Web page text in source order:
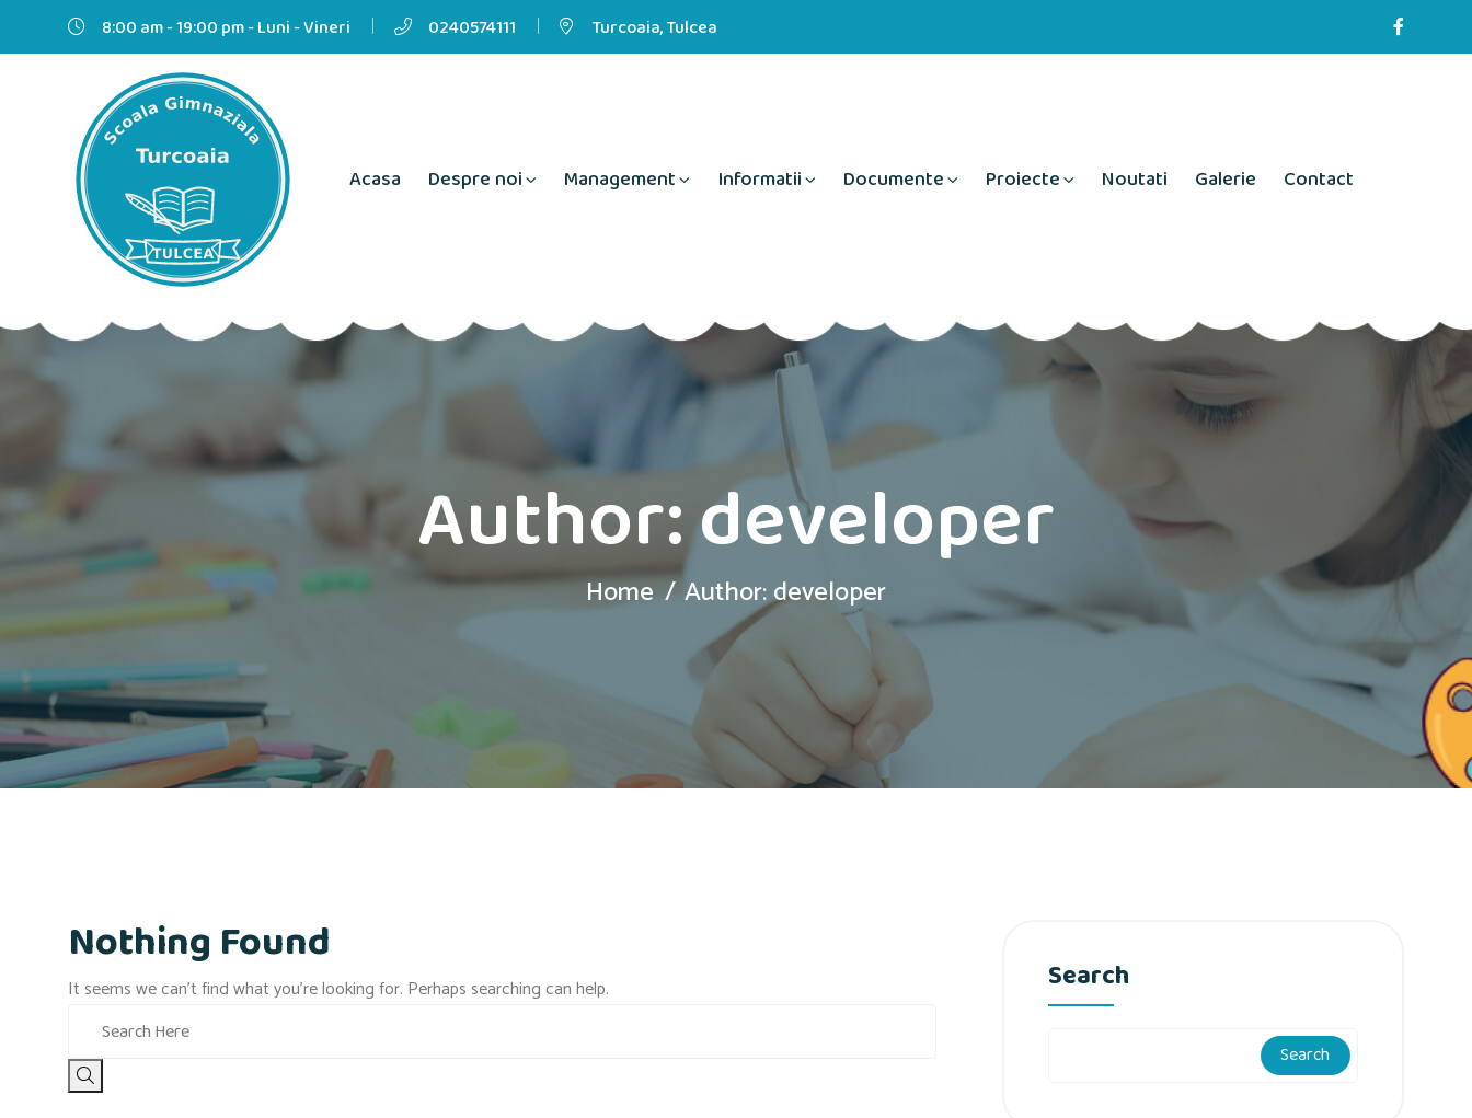
8:00 am - 19:00 pm - Luni - Vineri 0240574111 Turcoaia, Tulcea
Acasa Despre noi Management Informatii Documente Proiecte Noutati Galerie Contact
Author:developer
Home Author: developer
Nothing Found
It seems we can’t find what you’re looking for. Perhaps searching can help. Search
Search